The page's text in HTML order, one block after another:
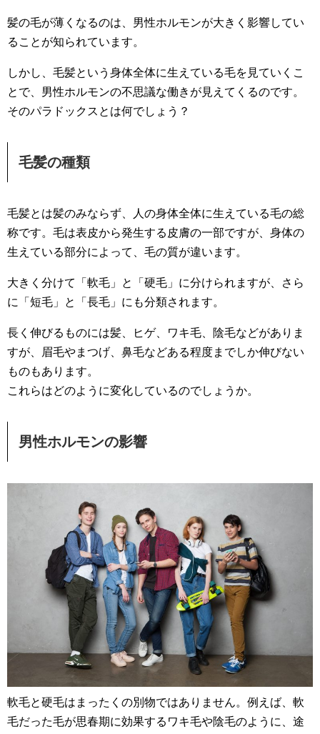
髪の毛が薄くなるのは、男性ホルモンが大きく影響してい
ることが知られています。
しかし、毛髪という身体全体に生えている毛を見ていくこ
とで、男性ホルモンの不思議な働きが見えてくるのです。
そのパラドックスとは何でしょう？
毛髪の種類
毛髪とは髪のみならず、人の身体全体に生えている毛の総
称です。毛は表皮から発生する皮膚の一部ですが、身体の
生えている部分によって、毛の質が違います。
大きく分けて「軟毛」と「硬毛」に分けられますが、さら
に「短毛」と「長毛」にも分類されます。
長く伸びるものには髪、ヒゲ、ワキ毛、陰毛などがありま
すが、眉毛やまつげ、鼻毛などある程度までしか伸びない
ものもあります。
これらはどのように変化しているのでしょうか。
男性ホルモンの影響
軟毛と硬毛はまったくの別物ではありません。例えば、軟
毛だった毛が思春期に効果するワキ毛や陰毛のように、途